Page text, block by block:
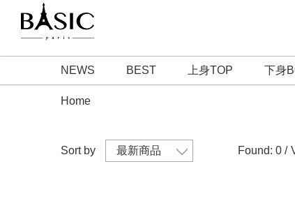
NEWS BEST 上身TOP 下身
Home
Sort by Found: 0 /